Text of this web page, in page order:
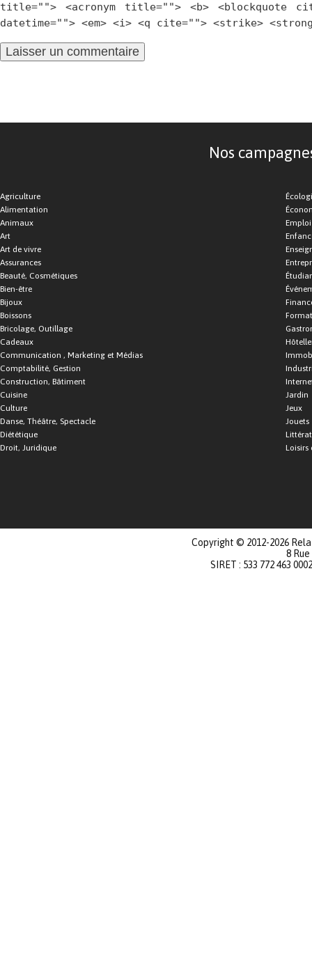
title=""> <acronym title=""> <b> <blockquote
datetime=""> <em> <i> <q cite=""> <strike>
Nos
Agriculture
Alimentation
Animaux
Art
Art de vivre
Assurances
Beauté, Cosmétiques
Bien-être
Bijoux
Boissons
Bricolage, Outillage
Cadeaux
Communication , Marketing et Médias
Comptabilité, Gestion
Construction, Bâtiment
Cuisine
Culture
Danse, Théâtre, Spectacle
Diététique
Droit, Juridique
Emploi
Jardin
Jeux
Jouets
Loisirs
Copyright © 2012-2026
8
SIRET : 533 772 463